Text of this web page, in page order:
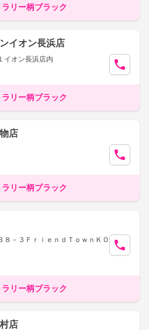
リー柄ブラック
イオン長浜店
イオン長浜店内
リー柄ブラック
店
リー柄ブラック
８－３ＦｒｉｅｎｄＴｏｗｎＫＯ
リー柄ブラック
店